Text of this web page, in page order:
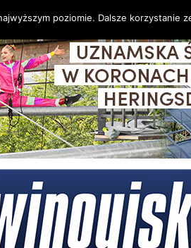
poziomie. Dalsze korzystanie